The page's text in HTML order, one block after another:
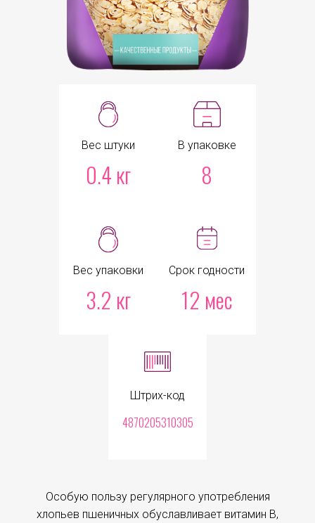
Вес штуки
0.4 кг
В упаковке
8
Вес упаковки
3.2 кг
Срок годности
12 мес
Штрих-код
4870205310305
Особую пользу регулярного употребления
хлопьев пшеничных обуславливает витамин В,